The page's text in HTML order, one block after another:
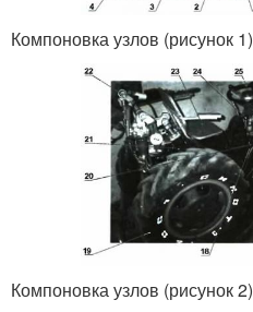
Компоновка узлов (рисунок 1)
Компоновка узлов (рисунок 2)